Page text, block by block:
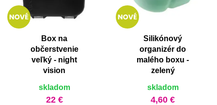
Box na
občerstvenie
veľký - night
vision
skladom
22 €
Silikónový
organizér do
malého boxu -
zelený
skladom
4,60 €